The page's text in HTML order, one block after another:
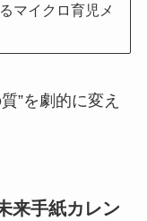
マイクロ育児メ
”を劇的に変え
来手紙カレン